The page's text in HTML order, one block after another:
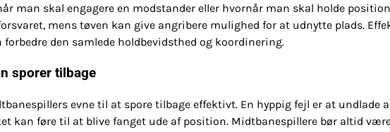
man skal engagere en modstander eller hvornår man skal holde
mens tøven kan give angribere mulighed for at udnytte plads.
den samlede holdbevidsthed og koordinering.
sporer tilbage
evne til at spore tilbage effektivt. En hyppig fejl er at undlade
kan føre til at blive fanget ude af position. Midtbanespillere bør altid